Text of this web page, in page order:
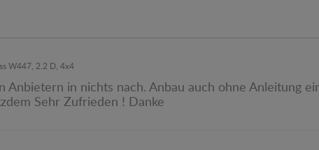
W447, 2.2 D, 4x4
in nichts nach. Anbau auch ohne Anleitung
Sehr Zufrieden ! Danke